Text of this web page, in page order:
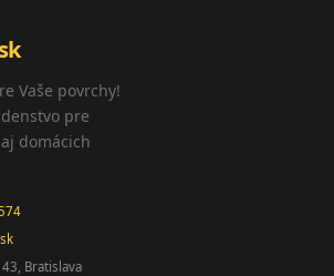
Vaše povrchy!
pre
domácich
Bratislava